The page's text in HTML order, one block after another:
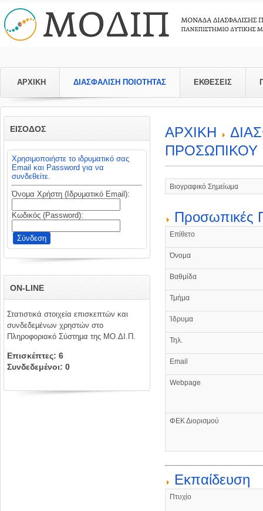
ΑΡΧΙΚΗ ΔΙΑΣΦΑΛΙΣΗ ΠΟΙΟΤΗΤΑΣ ΕΚΘΕΣΕΙΣ
APXIKH
ΠΡΟΣΩΠΙΚΟΥ
Βιογραφικό Σημείωμα
Προσωπικές
Επίθετο
Όνομα
Βαθμίδα
Τμήμα
Ίδρυμα
Τηλ.
Email
Webpage
ΦΕΚ Διορισμού
Εκπαίδευση
Πτυχίο
ΕΙΣΟΔΟΣ
Χρησιμοποιήστε το ιδρυματικό σας
Email και Password για να
συνδεθείτε.
Όνομα Χρήστη (Ιδρυματικό Email):
Κωδικός (Password):
ON-LINE
Στατιστικά στοιχεία επισκεπτών και
συνδεδεμένων χρηστών στο
Πληροφοριακό Σύστημα της ΜΟ.ΔΙ.Π.
Επισκέπτες: 6
Συνδεδεμένοι: 0